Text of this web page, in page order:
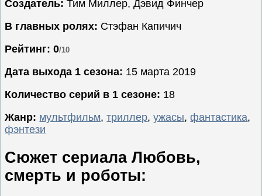
Сериалы
Спорт
Триллеры
Фантастика
Фэнтези
Ожидаемые
Новинки
Создатель: Тим Миллер, Дэвид Финчер
В главных ролях: Стэфан Капичич
Рейтинг: 0/10
Дата выхода 1 сезона: 15 марта 2019
Количество серий в 1 сезоне: 18
Жанр: мультфильм,триллер,ужасы,фантастика,
фэнтези
Сюжет сериала Любовь,
смерть и роботы: